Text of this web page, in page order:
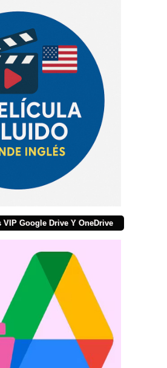
VIP Google Drive Y OneDrive